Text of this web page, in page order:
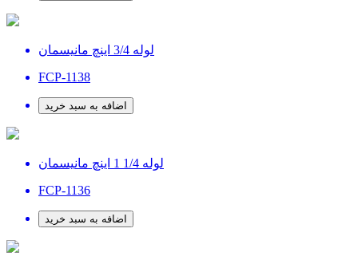
لوله 3/4 اینچ مانیسمان
FCP-1138
اضافه به سبد خرید
لوله 1/4 1 اینچ مانیسمان
FCP-1136
اضافه به سبد خرید